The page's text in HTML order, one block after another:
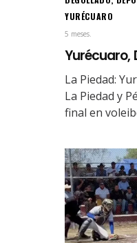
YURÉCUARO
5 meses.
Yurécuaro,
La Piedad:
La Piedad y
final en